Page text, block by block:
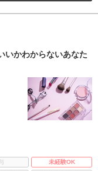
いかわからないあなた
未経験OK